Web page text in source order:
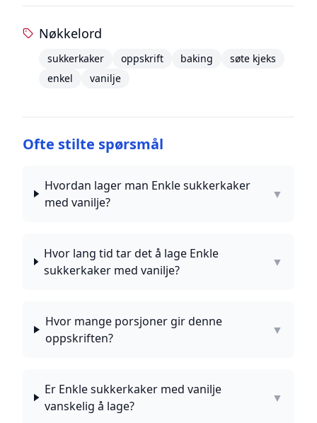
Nøkkelord
sukkerkaker oppskrift baking
søte kjeks
enkel
vanilje
Ofte stilte spørsmål
Hvordan lager man Enkle sukkerkaker
med vanilje?
▼
Hvor lang tid tar det å lage Enkle
sukkerkaker med vanilje?
▼
Hvor mange porsjoner gir denne
oppskriften?
▼
Er Enkle sukkerkaker med vanilje
vanskelig å lage?
▼